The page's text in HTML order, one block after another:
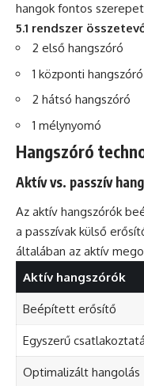
hangok fontos
5.1 rendszer
2 első hangszóró
1 központi hangszóró
2 hátsó hangszóró
1 mélynyomó
Hangszóró
Aktív vs. passzív
Az aktív hangszórók
a passzívak külső
általában az aktív
Aktív hangszórók
Beépített erősítő
Egyszerű
Optimalizált hangolás